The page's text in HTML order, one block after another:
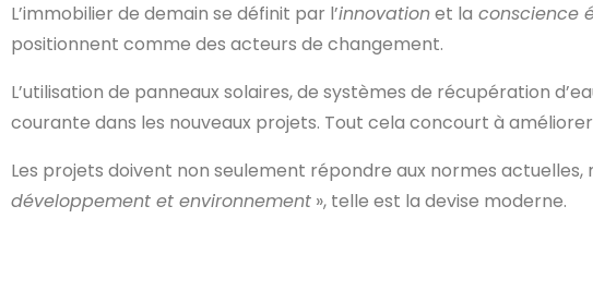
L’immobilier de demain se définit par l’innovationet la conscience
positionnent comme des acteurs de changement.
L’utilisation de panneaux solaires, de systèmes de récupération
courante dans les nouveaux projets. Tout cela concourt à
Les projets doivent non seulement répondre aux normes
développement et environnement », telle est la devise moderne.